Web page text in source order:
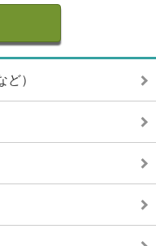
）